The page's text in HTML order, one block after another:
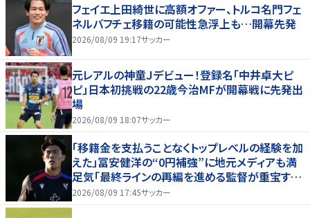
フェイエ上田綺世に高額オファー、トルコ名門フェ
ネルバフチェ移籍の可能性急浮上も…開幕先発
2026/08/09 19:17サッカー
元レアルの神童Ｊデビュー！登録名「中井卓大ピ
ピ」日本初挑戦の22歳今治MFが開幕戦に先発出
場
2026/08/09 18:07サッカー
「移籍金を支払うことなくトップレベルの経験を加
えた」冨安健洋の“0円補強”に地元メディアも満
足気「最終ラインの再編を進める監督が重宝する
柔軟性を備えている」
2026/08/09 17:45サッカー